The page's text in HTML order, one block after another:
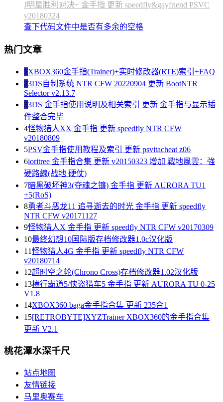
J明星胜利对决+ 金手指 更新 speedfly&gayfriend PSVC
v20180324
查下代码文件中是否有多余的空格
热门文章
1 XBOX360金手指(Trainer)+实时修改器(RTE)索引+FAQ
23DS自制系统 NTR CFW 20220904 更新 BootNTR
Selector v2.13.7
33DS 金手指使用说明及相关索引 更新 金手指与显示插
件整合完毕
4怪物猎人XX 金手指 更新 speedfly NTR CFW
v20180809
5PSV金手指使用教程及索引 更新 psvitacheat z06
6ioritree 金手指合集 更新 v20150323 增加 戰地風雲：強
硬路線(战地 硬仗)
7暗黑破坏神3(夺魂之镰) 金手指 更新 AURORA TU1
+5(RoS)
8勇者斗恶龙11 追寻逝去的时光 金手指 更新 speedfly
NTR CFW v20171127
9怪物猎人X 金手指 更新 speedfly NTR CFW v20170309
10最终幻想10国际版存档修改器1.0c汉化版
11怪物猎人4G 金手指 更新 speedfly NTR CFW
v20180714
12超时空之轮(Chrono Cross)存档修改器1.02汉化版
13横行霸道5/侠盗猎车5 金手指 更新 AURORA TU 0-25
V1.8
14XBOX360 baga金手指合集 更新 235合1
15[RETROBYTE]XYZTrainer XBOX360的金手指合集
更新 V2.1
桃花潭水深千尺
站点地图
友情链接
马里奥赛车